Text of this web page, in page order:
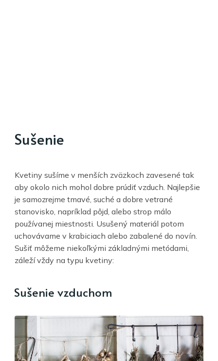
Sušenie
Kvetiny sušíme v menších zväzkoch zavesené tak
aby okolo nich mohol dobre prúdiť vzduch. Najlepšie
je samozrejme tmavé, suché a dobre vetrané
stanovisko, napríklad pôjd, alebo strop málo
používanej miestnosti. Usušený materiál potom
uchovávame v krabiciach alebo zabalené do novín.
Sušiť môžeme niekoľkými základnými metódami,
záleží vždy na typu kvetiny:
Sušenie vzduchom